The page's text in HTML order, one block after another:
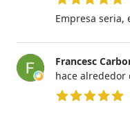
5 de 5 estrellas
Empresa seria,
Francesc
hace alrededor